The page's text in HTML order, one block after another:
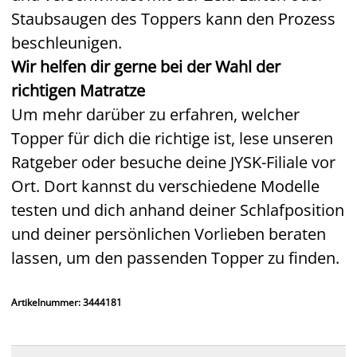
Staubsaugen des Toppers kann den Prozess
beschleunigen.
Wir helfen dir gerne bei der Wahl der
richtigen Matratze
Um mehr darüber zu erfahren, welcher
Topper für dich die richtige ist, lese unseren
Ratgeber oder besuche deine JYSK-Filiale vor
Ort. Dort kannst du verschiedene Modelle
testen und dich anhand deiner Schlafposition
und deiner persönlichen Vorlieben beraten
lassen, um den passenden Topper zu finden.
Artikelnummer: 3444181